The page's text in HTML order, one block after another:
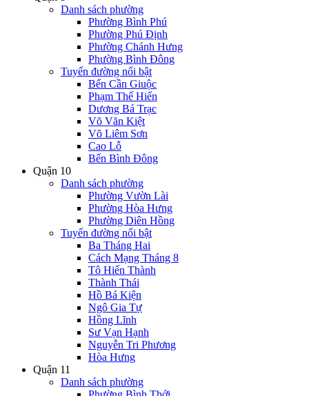
Danh sách phường
Phường Bình Phú
Phường Phú Định
Phường Chánh Hưng
Phường Bình Đông
Tuyến đường nổi bật
Bến Cần Giuộc
Phạm Thế Hiển
Dương Bá Trạc
Võ Văn Kiệt
Võ Liêm Sơn
Cao Lỗ
Bến Bình Đông
Quận 10
Danh sách phường
Phường Vườn Lài
Phường Hòa Hưng
Phường Diên Hồng
Tuyến đường nổi bật
Ba Tháng Hai
Cách Mạng Tháng 8
Tô Hiến Thành
Thành Thái
Hồ Bá Kiện
Ngô Gia Tự
Hồng Lĩnh
Sư Vạn Hạnh
Nguyễn Tri Phương
Hòa Hưng
Quận 11
Danh sách phường